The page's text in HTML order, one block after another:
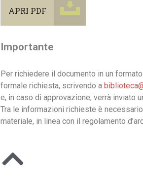
APRI PDF
Importante
Per richiedere il documento in un
formale richiesta, scrivendo a
e, in caso di approvazione, verrà inviato
Tra le informazioni richieste è
materiale, in linea con il regolamento